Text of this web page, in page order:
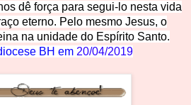
dê força para segui-lo nesta vida
eterno. Pelo mesmo Jesus, o
na unidade do Espírito Santo.
BH em 20/04/2019